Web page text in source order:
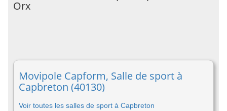
Orx
Movipole Capform, Salle de sport à
Capbreton (40130)
Voir toutes les salles de sport à Capbreton